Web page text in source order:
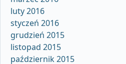
luty 2016
styczeń 2016
grudzień 2015
listopad 2015
październik 2015